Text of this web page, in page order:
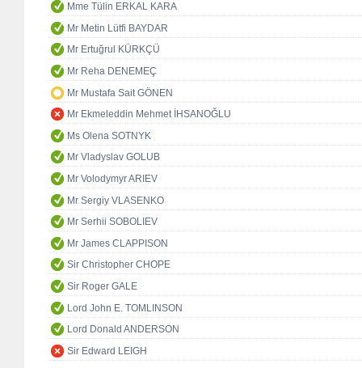
Mme Tülin ERKAL KARA
Mr Metin Lütfi BAYDAR
Mr Ertuğrul KÜRKÇÜ
Mr Reha DENEMEÇ
Mr Mustafa Sait GÖNEN
Mr Ekmeleddin Mehmet İHSANOĞLU
Ms Olena SOTNYK
Mr Vladyslav GOLUB
Mr Volodymyr ARIEV
Mr Sergiy VLASENKO
Mr Serhii SOBOLIEV
Mr James CLAPPISON
Sir Christopher CHOPE
Sir Roger GALE
Lord John E. TOMLINSON
Lord Donald ANDERSON
Sir Edward LEIGH